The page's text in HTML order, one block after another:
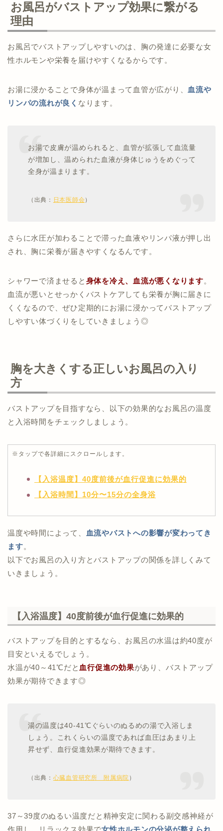
お風呂がバストアップ効果に繋がる
理由
お風呂でバストアップしやすいのは、胸の発達に必要な女
性ホルモンや栄養を届けやすくなるからです。
お湯に浸かることで身体が温まって血管が広がり、血流や
リンパの流れが良く なります。
お湯で皮膚が温められると、血管が拡張して血流量
が増加し、温められた血液が身体じゅうをめぐって
全身が温まります。
（出典： 日本医師会）
さらに水圧が加わることで滞った血液やリンパ液が押し出
され、胸に栄養が届きやすくなるんです。
シャワーで済ませると 身体を冷え、血流が悪くなります。
血流が悪いとせっかくバストケアしても栄養が胸に届きに
くくなるので、ぜひ定期的にお湯に浸かってバストアップ
しやすい体づくりをしていきましょう◎
胸を大きくする正しいお風呂の入り
方
バストアップを目指すなら、以下の効果的なお風呂の温度
と入浴時間をチェックしましょう。
※タップで各詳細にスクロールします。
【入浴温度】40度前後が血行促進に効果的
【入浴時間】10分〜15分の全身浴
温度や時間によって、
血流やバストへの影響が変わってき
ます。
以下でお風呂の入り方とバストアップの関係を詳しくみて
いきましょう。
【入浴温度】40度前後が血行促進に効果的
バストアップを目的とするなら、お風呂の水温は約40度が
目安といえるでしょう。
水温が40～41℃だと 血行促進の効果があり、バストアップ
効果が期待できます◎
湯の温度は40-41℃ぐらいのぬるめの湯で入浴しま
しょう。これくらいの温度であれば血圧はあまり上
昇せず、血行促進効果が期待できます。
（出典： 心臓血管研究所 附属病院 ）
37～39度のぬるい温度だと精神安定に関わる副交感神経が